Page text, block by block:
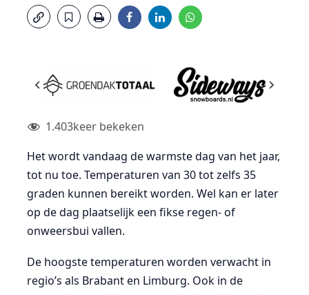
1.403keer bekeken
Het wordt vandaag de warmste dag van het jaar,
tot nu toe. Temperaturen van 30 tot zelfs 35
graden kunnen bereikt worden. Wel kan er later
op de dag plaatselijk een fikse regen- of
onweersbui vallen.
De hoogste temperaturen worden verwacht in
regio’s als Brabant en Limburg. Ook in de